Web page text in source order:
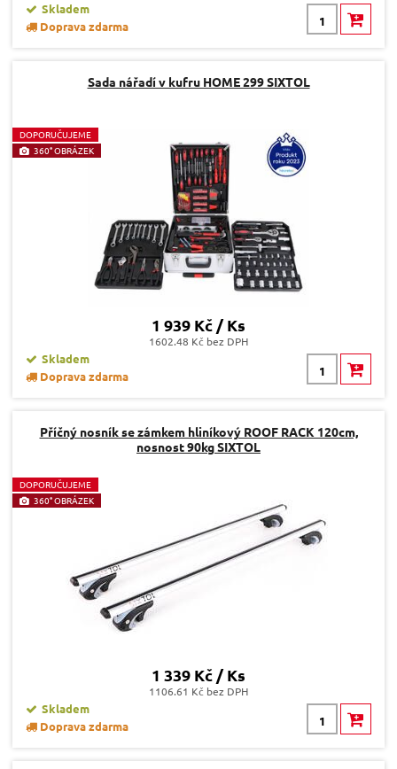
Skladem
Doprava zdarma
Sada nářadí v kufru HOME 299 SIXTOL
DOPORUČUJEME
360° OBRÁZEK
1 939 Kč / Ks
1602.48 Kč bez DPH
Skladem
Doprava zdarma
Příčný nosník se zámkem hliníkový ROOF RACK 120cm,
nosnost 90kg SIXTOL
DOPORUČUJEME
360° OBRÁZEK
1 339 Kč / Ks
1106.61 Kč bez DPH
Skladem
Doprava zdarma